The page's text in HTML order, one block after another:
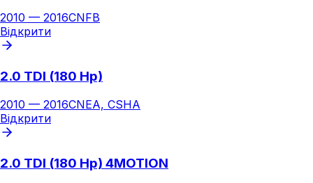
2010 — 2016CNFB
Відкрити
2.0 TDI (180 Hp)
2010 — 2016CNEA, CSHA
Відкрити
2.0 TDI (180 Hp) 4MOTION